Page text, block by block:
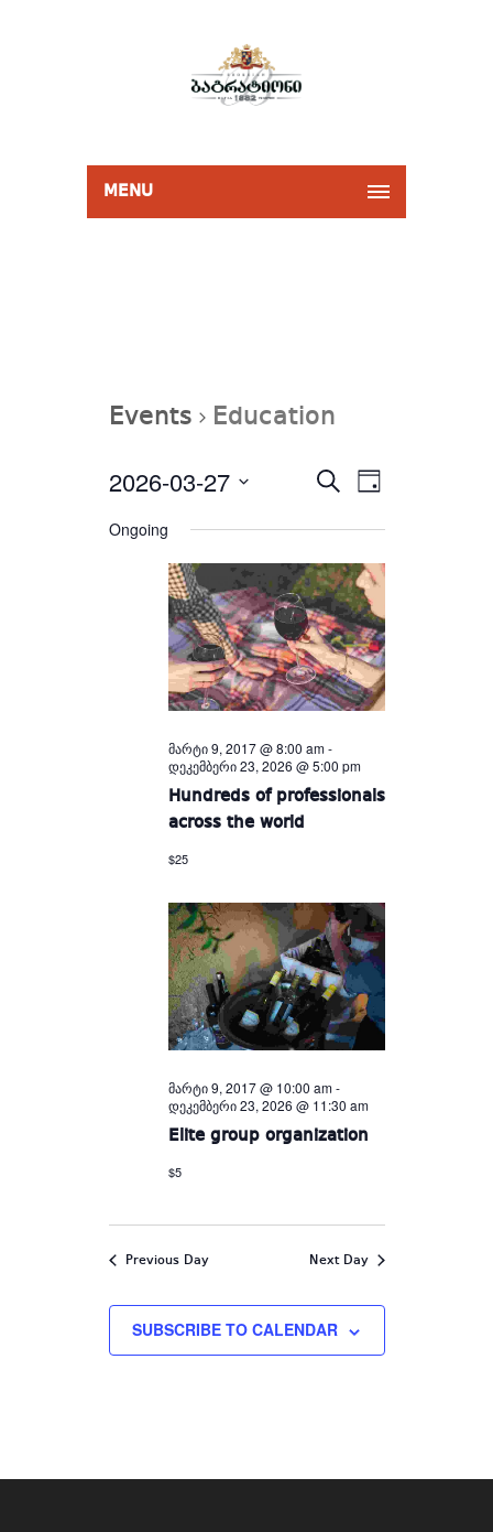
MENU
Events Education
Events
Search
and
Navigation
SEARCHEvent
Views
DAY
2026-03-27
Select
Ongoing
მარტი 9, 2017 @ 8:00 am-
დეკემბერი 23, 2026 @ 5:00 pm
Hundreds of professionals
across the world
$25
მარტი 9, 2017 @ 10:00 am-
დეკემბერი 23, 2026 @ 11:30 am
Elite group organization
$5
Previous Day Next Day
SUBSCRIBE TO CALENDAR